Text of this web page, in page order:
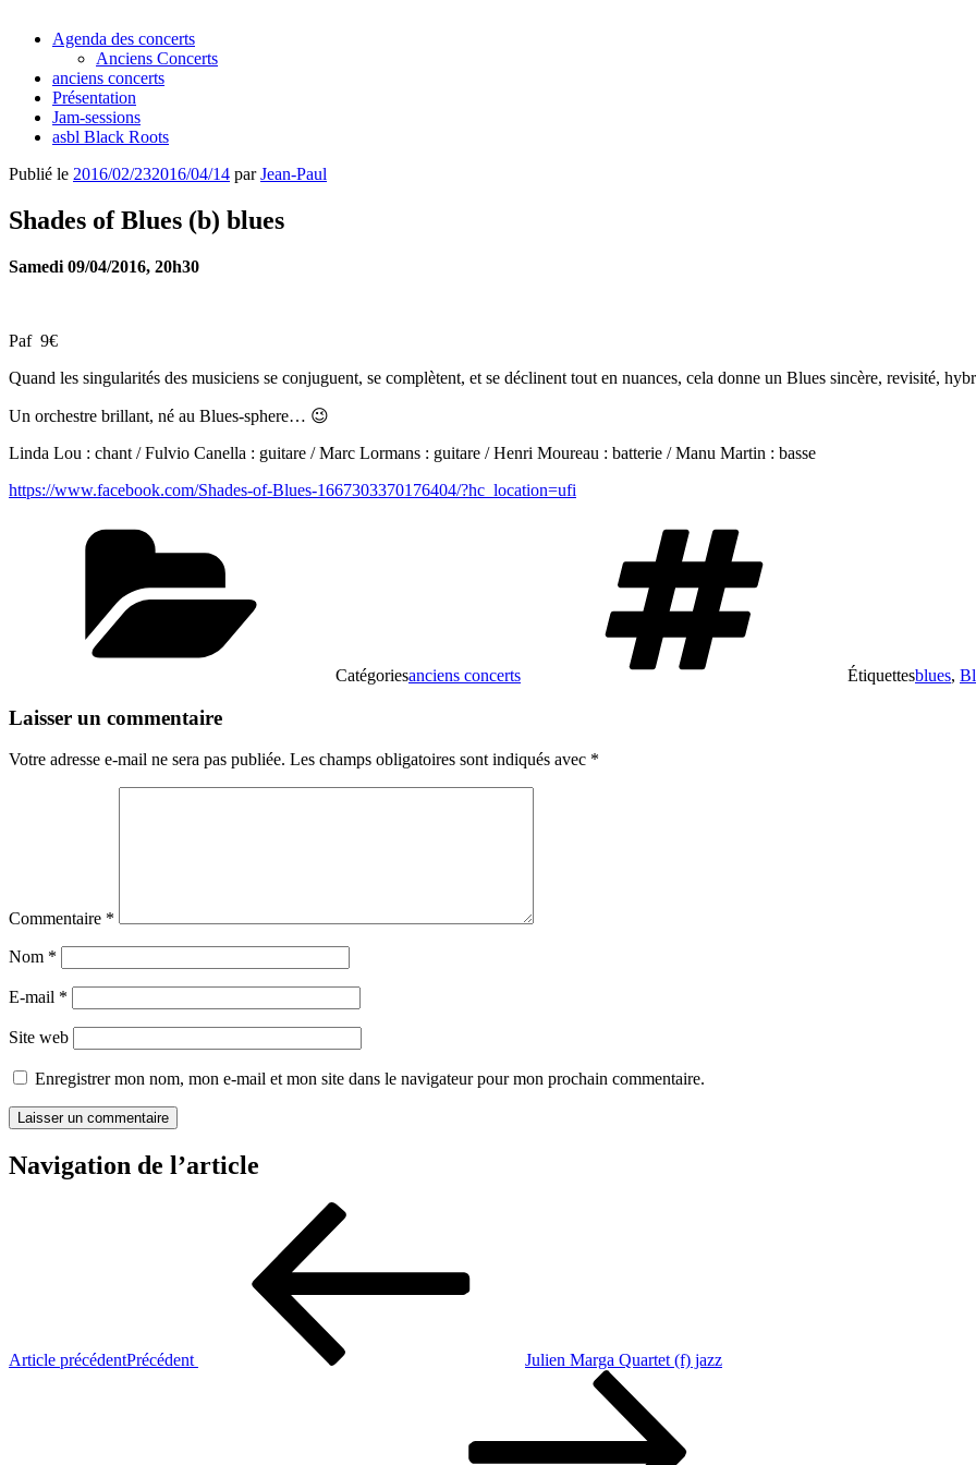
Agenda des concerts
Anciens Concerts
anciens concerts
Présentation
Jam-sessions
asbl Black Roots
Publié le 2016/02/232016/04/14 parJean-Paul
Shades of Blues (b) blues
Samedi 09/04/2016, 20h30
Paf 9€
Quand les singularités des musiciens se conjuguent, se complètent, et se déclinent tout en nuances, cela donne un Blues sincère, revisité,
Un orchestre brillant, né au Blues-sphere… 😉
Linda Lou : chant / Fulvio Canella : guitare / Marc Lormans : guitare / Henri Moureau : batterie / Manu Martin : basse
https://www.facebook.com/Shades-of-Blues-1667303370176404/?hc_location=ufi
Catégoriesanciens concerts Étiquettesblues,
Laisser un commentaire
Votre adresse e-mail ne sera pas publiée. Les champs obligatoires sont indiqués avec *
Commentaire *
Nom *
E-mail *
Site web
Enregistrer mon nom, mon e-mail et mon site dans le navigateur pour mon prochain commentaire.
Navigation de l’article
Article précédentPrécédent Julien Marga Quartet (f) jazz